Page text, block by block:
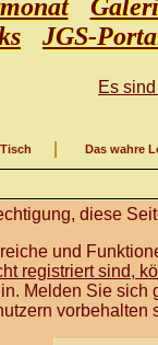
JGS-
Es
Das wahre
diese
und
registriert sind,
Melden Sie